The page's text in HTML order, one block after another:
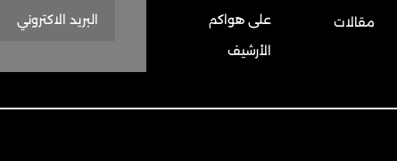
مقالات
على هواكم
الأرشيف